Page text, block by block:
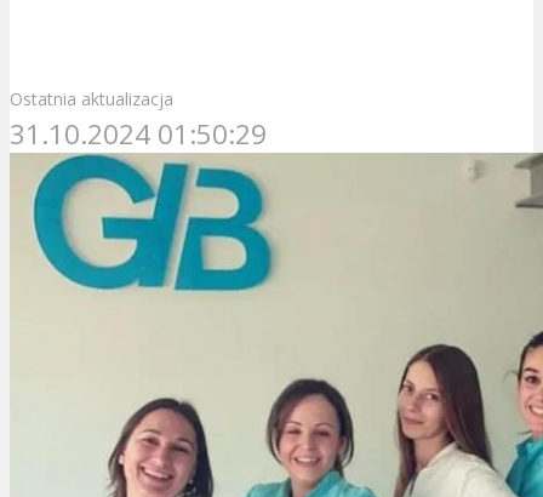
Ostatnia aktualizacja
31.10.2024 01:50:29